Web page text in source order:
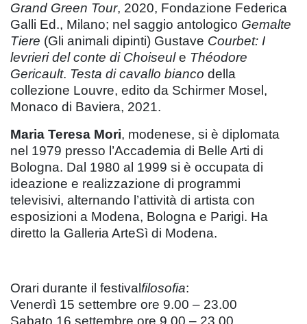
Grand Green Tour, 2020, Fondazione Federica
Galli Ed., Milano; nel saggio antologico Gemalte
Tiere (Gli animali dipinti) Gustave Courbet: I
levrieri del conte di Choiseule Théodore
Gericault. Testa di cavallo bianco della
collezione Louvre, edito da Schirmer Mosel,
Monaco di Baviera, 2021.
Maria Teresa Mori, modenese, si è diplomata
nel 1979 presso l’Accademia di Belle Arti di
Bologna. Dal 1980 al 1999 si è occupata di
ideazione e realizzazione di programmi
televisivi, alternando l’attività di artista con
esposizioni a Modena, Bologna e Parigi. Ha
diretto la Galleria ArteSì di Modena.
Orari durante il festivalfilosofia:
Venerdì 15 settembre ore 9.00 – 23.00